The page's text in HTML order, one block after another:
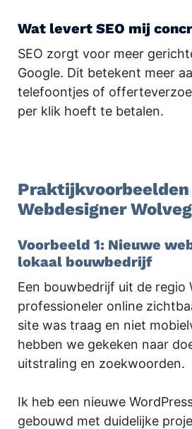
Wat levert SEO mij
SEO zorgt voor meer
Google. Dit betekent meer
telefoontjes of
per klik hoeft te betalen.
Webdesigner
Voorbeeld 1: Nieuwe
lokaal bouwbedrijf
Een bouwbedrijf uit de regio
professioneler online
site was traag en niet
hebben we gekeken naar
uitstraling en zoekwoorden.
Ik heb een nieuwe
gebouwd met duidelijke